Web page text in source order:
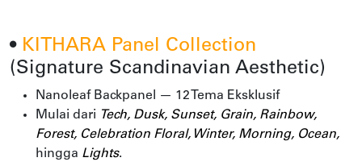
• KITHARA Panel Collection
(Signature Scandinavian Aesthetic)
Nanoleaf Backpanel — 12 Tema Eksklusif
Mulai dari Tech, Dusk, Sunset, Grain, Rainbow,
Forest, Celebration Floral, Winter, Morning, Ocean,
hingga Lights.